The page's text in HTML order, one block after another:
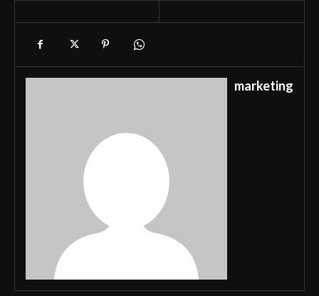
marketing